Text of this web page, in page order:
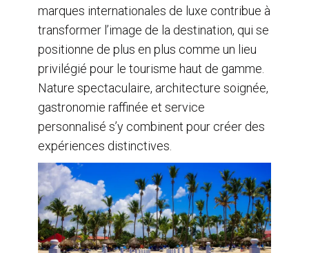
marques internationales de luxe contribue à
transformer l’image de la destination, qui se
positionne de plus en plus comme un lieu
privilégié pour le tourisme haut de gamme.
Nature spectaculaire, architecture soignée,
gastronomie raffinée et service
personnalisé s’y combinent pour créer des
expériences distinctives.